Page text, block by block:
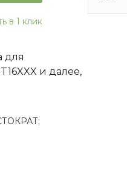
в 1 клик
для
и далее,